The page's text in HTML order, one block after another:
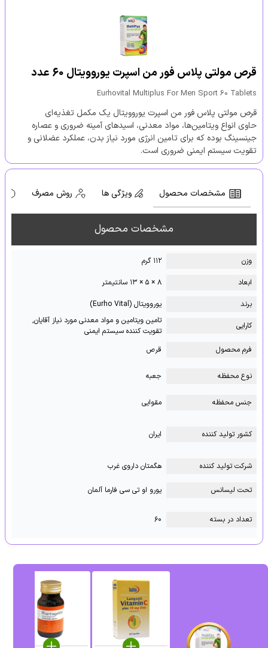
قرص مولتی پلاس فور من اسپرت یوروویتال 60 عدد
Eurhovital Multiplus For Men Sport 60 Tablets
قرص مولتی پلاس فور من اسپرت یوروویتال یک مکمل تغذیه‌ای
حاوی انواع ویتامین‌ها، مواد معدنی، اسیدهای آمینه ضروری و عصاره
جینسینگ بوده که برای تامین انرژی مورد نیاز بدن، عملکرد عضلانی و
تقویت سیستم ایمنی ضروری است.
مشخصات محصول ویژگی ها روش مصرف
مشخصات محصول
وزن
۱۱۲ گرم
ابعاد
۸ × ۵ × ۱۳ سانتیمتر
برند
یوروویتال (Eurho Vital)
کارایی
تامین ویتامین‌ و مواد معدنی مورد نیاز آقایان,
تقویت کننده سیستم ایمنی
فرم محصول
قرص
نوع محفظه جعبه
جنس محفظه مقوایی
کشور تولید کننده ایران
شرکت تولید کننده هگمتان داروی غرب
تحت لیسانس یورو او تی سی فارما آلمان
تعداد در بسته ۶۰